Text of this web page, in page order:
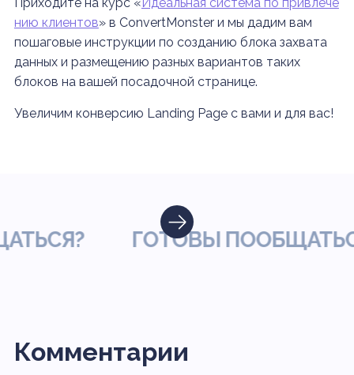
нию клиентов» в ConvertMonster и мы дадим вам
пошаговые инструкции по созданию блока захвата
данных и размещению разных вариантов таких
блоков на вашей посадочной странице.
Увеличим конверсию Landing Page с вами и для вас!
ГОТОВЫ ПООБЩАТЬСЯ?
Комментарии